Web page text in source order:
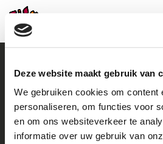
Deze website maakt gebruik van
We gebruiken cookies om content
personaliseren, om functies voor
en om ons websiteverkeer te
informatie over uw gebruik van
Contact
+31 (0)38 460 46 48
howto@helpachild.org